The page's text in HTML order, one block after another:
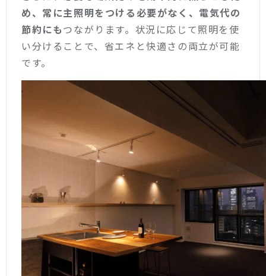
め、常に主照明をつける必要がなく、電気代の
節約にもつながります。状況に応じて照明を使
い分けることで、省エネと快適さの両立が可能
です。